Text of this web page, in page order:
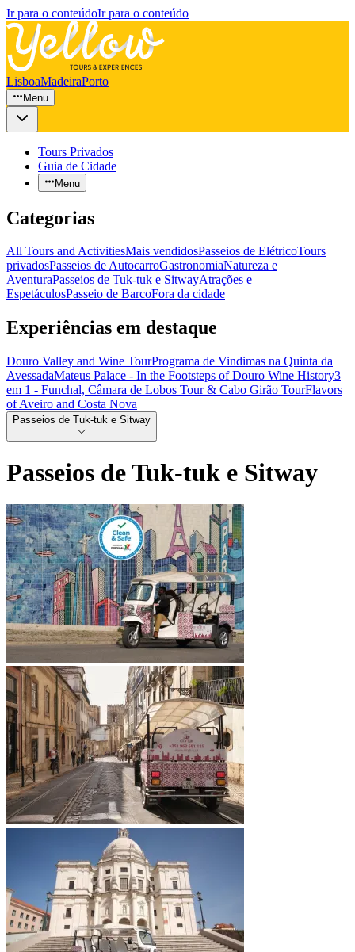
Ir para o conteúdoIr para o conteúdo
LisboaMadeiraPorto
Menu
Tours Privados
Guia de Cidade
Menu
Categorias
All Tours and ActivitiesMais vendidosPasseios de ElétricoTours
privadosPasseios de AutocarroGastronomiaNatureza e
AventuraPasseios de Tuk-tuk e SitwayAtrações e
EspetáculosPasseio de BarcoFora da cidade
Experiências em destaque
Douro Valley and Wine TourPrograma de Vindimas na Quinta da
AvessadaMateus Palace - In the Footsteps of Douro Wine History3
em 1 - Funchal, Câmara de Lobos Tour & Cabo Girão TourFlavors
of Aveiro and Costa Nova
Passeios de Tuk-tuk e Sitway
Passeios de Tuk-tuk e Sitway